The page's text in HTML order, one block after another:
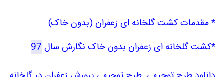
* مقدمات کشت گلخانه ای زعفران (بدون خاک)
*کشت گلخانه ای زعفران بدون خاک نگارش سال97